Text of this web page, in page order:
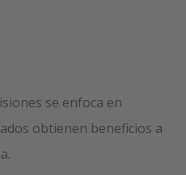
se enfoca en
obtienen beneficios a